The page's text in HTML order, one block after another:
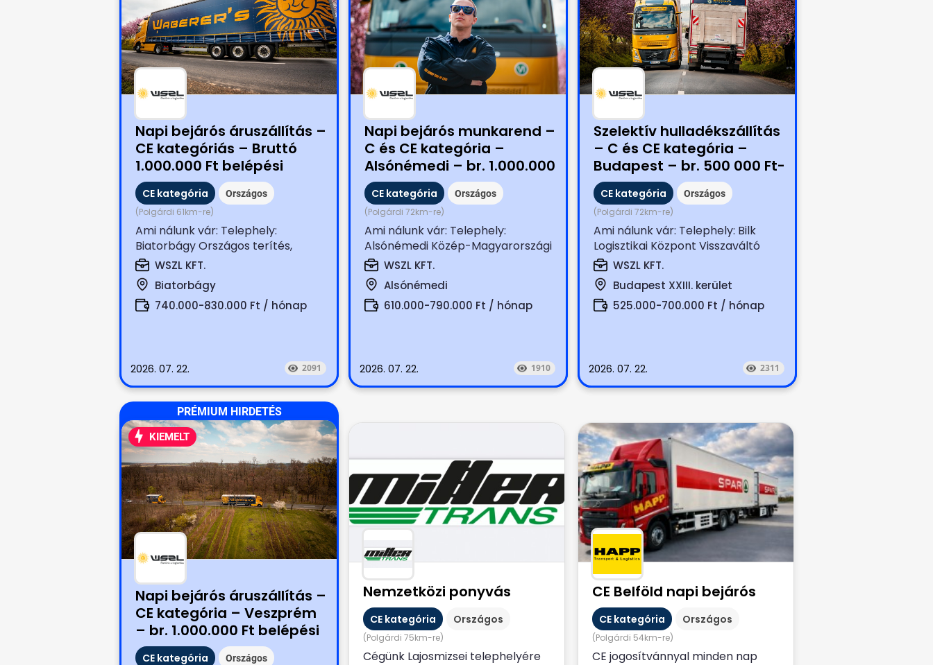
Napi bejárós áruszállítás –
CE kategóriás – Bruttó
1.000.000 Ft belépési
bónusszal!
CE kategória Országos
(Polgárdi 61km-re)
Ami nálunk vár: Telephely:
Biatorbágy Országos terítés,
boltok terítése (száraz, hűtött,...
WSZL KFT.
Biatorbágy
740.000-830.000 Ft / hónap
2026. 07. 22. 2091
Napi bejárós munkarend –
C és CE kategória –
Alsónémedi – br. 1.000.000
Ft belépési bónusszal
CE kategória Országos
(Polgárdi 72km-re)
Ami nálunk vár: Telephely:
Alsónémedi Közép-Magyarországi
boltok terítése (száraz, hűtött,...
WSZL KFT.
Alsónémedi
610.000-790.000 Ft / hónap
2026. 07. 22. 1910
Szelektív hulladékszállítás
– C és CE kategória –
Budapest – br. 500 000 Ft-
os belépési bónusz
CE kategória Országos
(Polgárdi 72km-re)
Ami nálunk vár: Telephely: Bilk
Logisztikai Központ Visszaváltó
automatákból szelektív hulladék...
WSZL KFT.
Budapest XXIII. kerület
525.000-700.000 Ft / hónap
2026. 07. 22. 2311
PRÉMIUM HIRDETÉS
KIEMELT
Napi bejárós áruszállítás –
CE kategória – Veszprém
– br. 1.000.000 Ft belépési
bónusszal
CE kategória Országos
Nemzetközi ponyvás
CE kategória Országos
(Polgárdi 75km-re)
Cégünk Lajosmizsei telephelyére
CE Belföld napi bejárós
CE kategória Országos
(Polgárdi 54km-re)
CE jogosítvánnyal minden nap